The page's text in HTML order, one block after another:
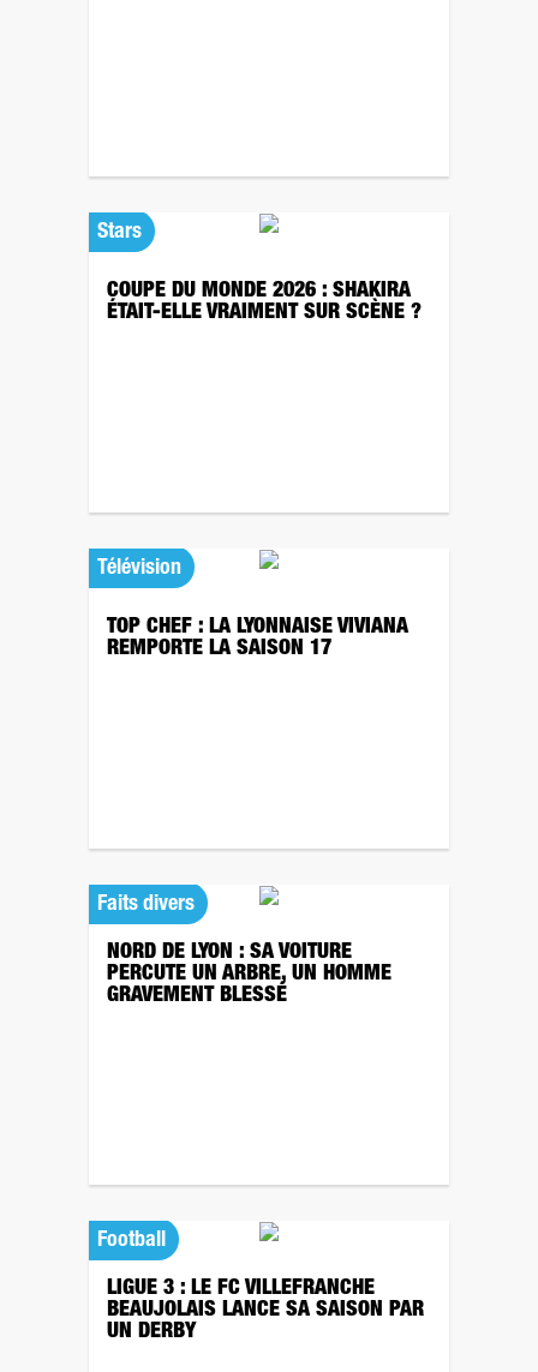
Stars
COUPE DU MONDE 2026 : SHAKIRA
ÉTAIT-ELLE VRAIMENT SUR SCÈNE ?
Télévision
TOP CHEF : LA LYONNAISE VIVIANA
REMPORTE LA SAISON 17
Faits divers
NORD DE LYON : SA VOITURE
PERCUTE UN ARBRE, UN HOMME
GRAVEMENT BLESSÉ
Football
LIGUE 3 : LE FC VILLEFRANCHE
BEAUJOLAIS LANCE SA SAISON PAR
UN DERBY